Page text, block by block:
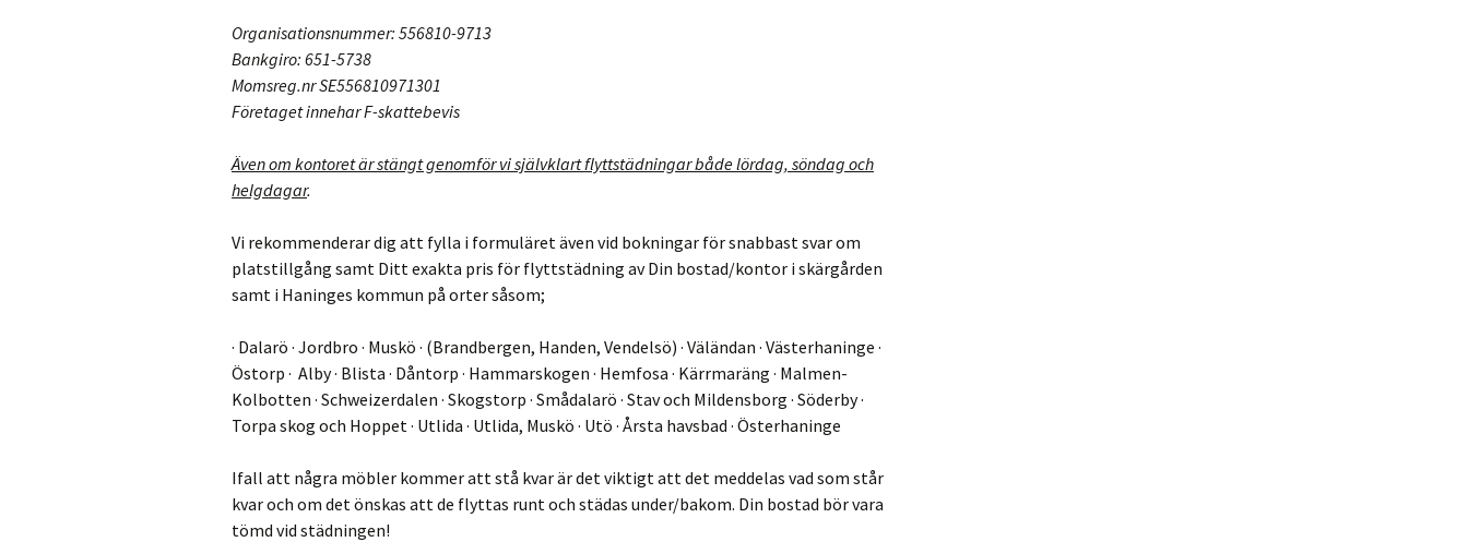
Organisationsnummer: 556810-9713
Bankgiro: 651-5738
Momsreg.nr SE556810971301
Företaget innehar F-skattebevis
Även om kontoret är stängt genomför vi självklart flyttstädningar både lördag, söndag och
helgdagar.
Vi rekommenderar dig att fylla i formuläret även vid bokningar för snabbast svar om
platstillgång samt Ditt exakta pris för flyttstädning av Din bostad/kontor i skärgården
samt i Haninges kommun på orter såsom;
· Dalarö · Jordbro · Muskö · (Brandbergen, Handen, Vendelsö) · Väländan · Västerhaninge ·
Östorp · Alby · Blista · Dåntorp · Hammarskogen · Hemfosa · Kärrmaräng · Malmen-
Kolbotten · Schweizerdalen · Skogstorp · Smådalarö · Stav och Mildensborg · Söderby ·
Torpa skog och Hoppet · Utlida · Utlida, Muskö · Utö · Årsta havsbad · Österhaninge
Ifall att några möbler kommer att stå kvar är det viktigt att det meddelas vad som står
kvar och om det önskas att de flyttas runt och städas under/bakom. Din bostad bör vara
tömd vid städningen!